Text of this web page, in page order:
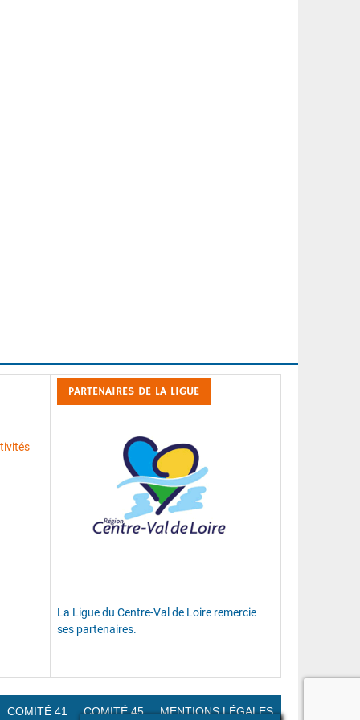
PARTENAIRES DE LA LIGUE
La Ligue du Centre-Val de Loire remercie
ses partenaires.
COMITÉ 41 COMITÉ 45 MENTIONS LÉGALES